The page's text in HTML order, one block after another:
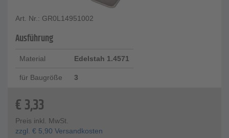
Art. Nr.: GR0L14951002
Ausführung
Material Edelstah 1.4571
für Baugröße 3
€3,33
Preis inkl. MwSt.
zzgl. € 5,90 Versandkosten